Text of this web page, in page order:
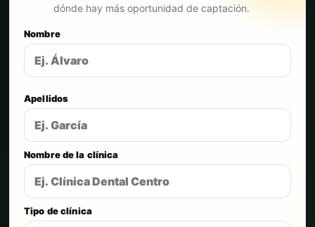
dónde hay más oportunidad de captación.
Nombre
Apellidos
Nombre de la clínica
Tipo de clínica